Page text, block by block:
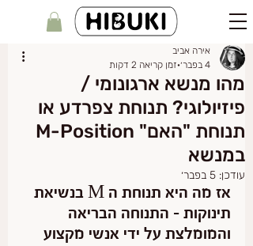
מהו מנשא ארגונומי /
פיזיולוגי? תנוחת צפרדע או
תנוחת "האם" M-Position
במנשא
אירה אביב
4 בפבר׳
זמן קריאה 2 דקות
עודכן: 5 בפבר׳
אז מה היא תנוחת ה M בנשיאת
תינוקות - התנוחה הבריאה
והמומלצת על ידי אנשי מקצוע